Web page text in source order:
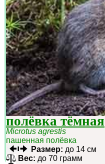
полёвка тёмная
Microtus agrestis
пашенная полёвка
Размер: до 14 см
Вес: до 70 грамм